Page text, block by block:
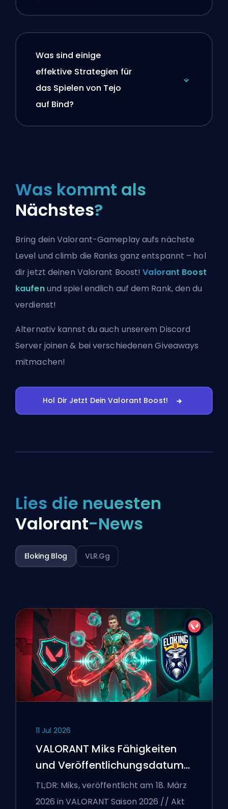
Was sind einige
effektive Strategien für
das Spielen von Tejo
auf Bind?
Was kommt als
Nächstes?
Bring dein Valorant-Gameplay aufs nächste
Level und climb die Ranks ganz entspannt – hol
dir jetzt deinen Valorant Boost!Valorant Boost
kaufenund spiel endlich auf dem Rank, den du
verdienst!
Alternativ kannst du auch unserem Discord
Server joinen & bei verschiedenen Giveaways
mitmachen!
Hol Dir Jetzt Dein Valorant Boost!
Lies die neuesten
Valorant-News
Eloking Blog VLR.gg
11 Jul 2026
VALORANT Miks Fähigkeiten
und Veröffentlichungsdatum
erklärt
TL;DR: Miks, veröffentlicht am 18. März
2026 in VALORANT Saison 2026 // Akt